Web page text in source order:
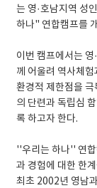
는 영·호남지역 성
하나" 연합캠프를
이번 캠프에서는
께 어울려 역사체
환경적 제한점을
의 단련과 독립심
록 하고자 한다.
''우리는 하나'' 연
과 경험에 대한 한
최초 2002년 영남